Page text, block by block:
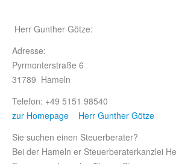
Herr Gunther Götze:
Adresse:
Pyrmonterstraße 6
31789 Hameln
Telefon: +49 5151 98540
zur Homepage Herr Gunther Götze
Sie suchen einen Steuerberater?
Bei der Hameln er Steuerberaterkanzlei